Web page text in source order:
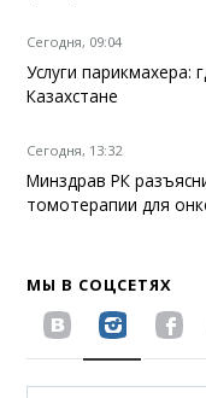
Сегодня, 09:04
Услуги парикмахера:
Казахстане
Сегодня, 13:32
Минздрав РК
томотерапии для
МЫ В СОЦСЕТЯХ